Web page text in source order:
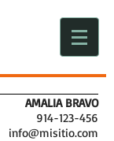
AMALIA BRAVO
914-123-456
info@misitio.com